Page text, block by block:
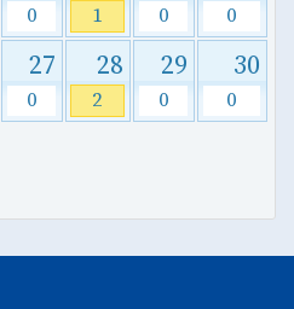
0 1 0 0
27
0
28
2
29
0
30
0